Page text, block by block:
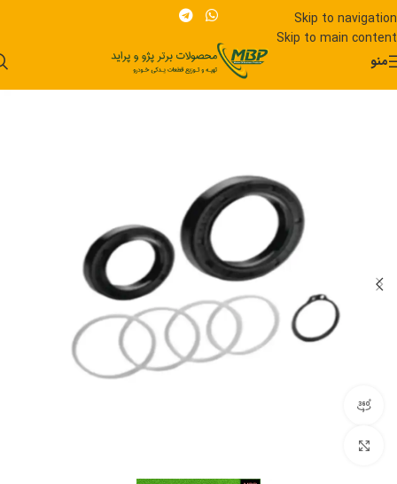
Skip to navigation
Skip to main content
منو